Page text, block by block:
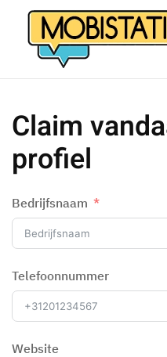
Overslaan
en
inhoud
gaan
Claim
profiel
Bedrijfsnaam
Telefoonnummer
Website